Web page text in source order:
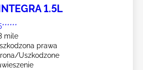
1.5L
mile
prawa
Uszkodzone